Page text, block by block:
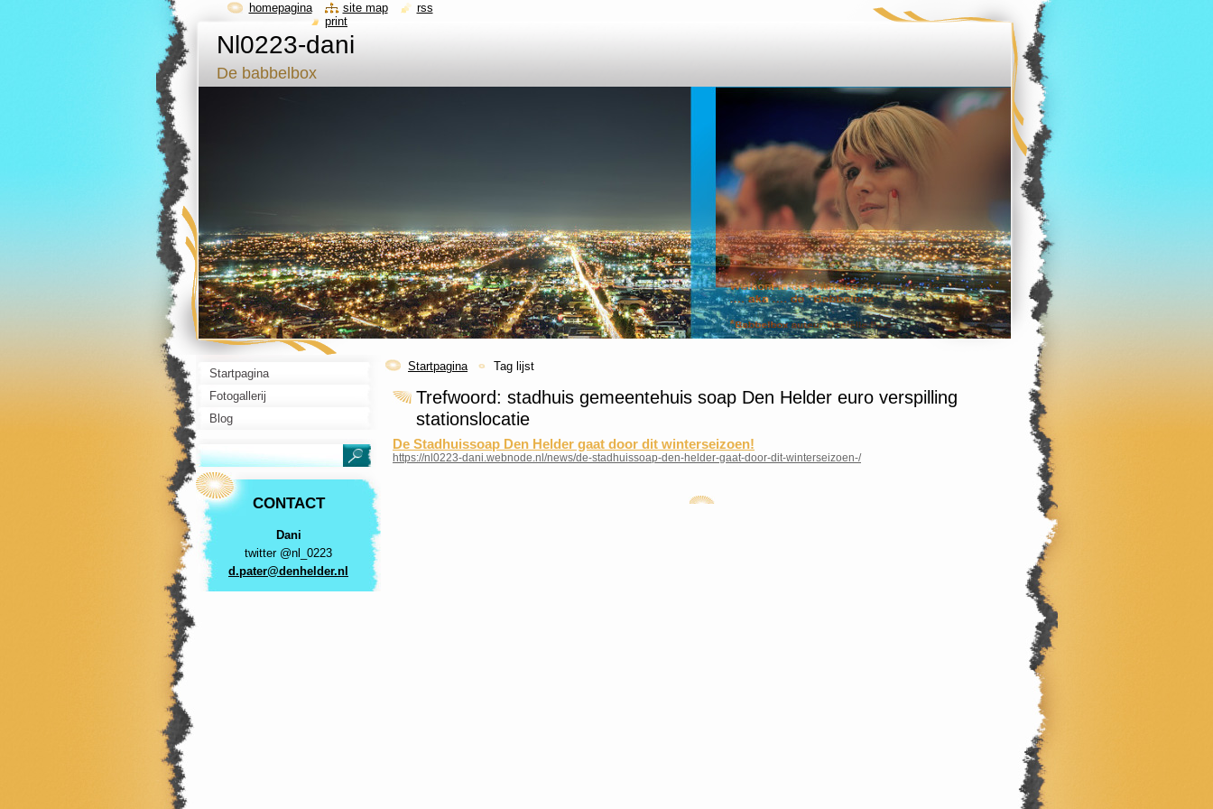
Nl0223-dani
De babbelbox
Startpagina Tag lijst
Trefwoord: stadhuis gemeentehuis soap Den Helder euro verspilling
stationslocatie
De Stadhuissoap Den Helder gaat door dit winterseizoen!
https://nl0223-dani.webnode.nl/news/de-stadhuissoap-den-helder-gaat-door-dit-winterseizoen-/
Startpagina
Fotogallerij
Blog
CONTACT
Dani
twitter @nl_0223
d.pater@denhelder.nl
homepagina site map
rss
print